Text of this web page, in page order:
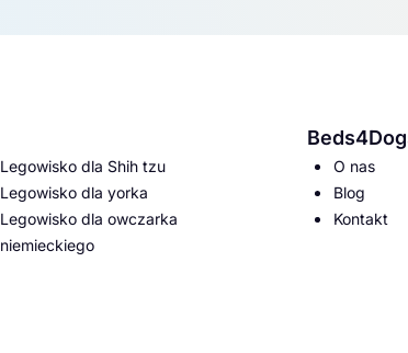
Legowisko dla Shih tzu
Legowisko dla yorka
Legowisko dla owczarka
niemieckiego
O nas
Blog
Kontakt